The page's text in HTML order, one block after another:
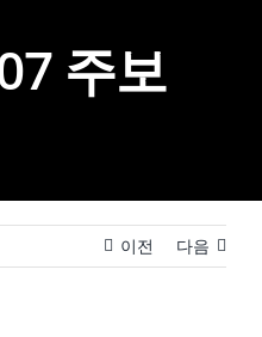
주보
이전 다음